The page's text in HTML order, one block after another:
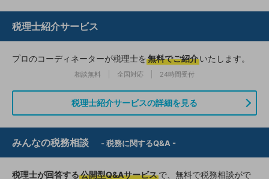
税理士紹介サービス
プロのコーディネーターが税理士を無料でご紹介いたします。
相談無料 全国対応 24時間受付
税理士紹介サービスの詳細を見る
みんなの税務相談 - 税務に関するQ&A -
税理士が回答する公開型Q&Aサービスで、無料で税務相談がで